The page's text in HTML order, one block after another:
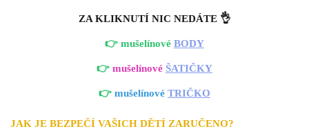
ZA KLIKNUTÍ NIC NEDÁTE 👌
👉 mušelínové BODY
👉 mušelínové ŠATIČKY
👉 mušelínové TRIČKO
JAK JE BEZPEČÍ VAŠICH DĚTÍ ZARUČENO?